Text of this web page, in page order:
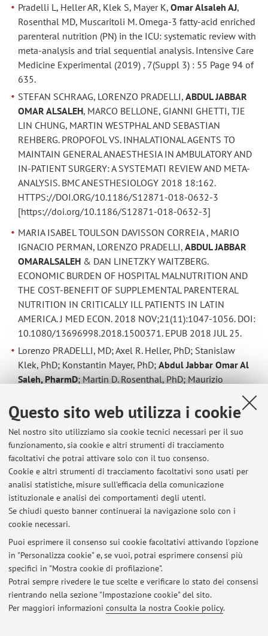
Questo sito web utilizza i cookie
Nel nostro sito utilizziamo sia cookie tecnici necessari per il suo
funzionamento, sia cookie e altri strumenti di tracciamento
facoltativi che potrai attivare solo con il tuo consenso.
Cookie e altri strumenti di tracciamento facoltativi sono usati per
analisi statistiche, misure sull'efficacia della comunicazione
istituzionale e analisi dei comportamenti degli utenti.
Se chiudi questo banner continuerai la navigazione solo con i
cookie necessari.
Puoi esprimere il consenso sui cookie facoltativi attivando l'opzione
in "Personalizza cookie" e, se vuoi, potrai esprimere consensi più
specifici in "Mostra cookie di profilazione".
Potrai sempre rivedere le tue scelte e verificare lo stato dei consensi
rientrando nella sezione "Impostazione cookie" del sito.
Per maggiori informazioni consulta la nostra Cookie policy.
Pradelli L, Heller AR, Klek S, Mayer K,Omar Alsaleh AJ,
Rosenthal MD, Muscaritoli M. Omega-3 fatty-acid enriched
parenteral nutrition (PN) in the ICU: systematic review with
meta-analysis and trial sequential analysis. Intensive Care
Medicine Experimental (2019) , 7(Suppl 3) : 55 Page 94 of
635.
STEFAN SCHRAAG, LORENZO PRADELLI,ABDUL JABBAR
OMAR ALSALEH, MARCO BELLONE, GIANNI GHETTI, TJE
LIN CHUNG, MARTIN WESTPHAL AND SEBASTIAN
REHBERG. PROPOFOL VS. INHALATIONAL AGENTS TO
MAINTAIN GENERAL ANAESTHESIA IN AMBULATORY AND
IN-PATIENT SURGERY: A SYSTEMATI REVIEW AND META-
ANALYSIS. BMC ANESTHESIOLOGY 2018 18:162.
HTTPS://DOI.ORG/10.1186/S12871-018-0632-3
[https://doi.org/10.1186/S12871-018-0632-3]
MARIA ISABEL TOULSON DAVISSON CORREIA , MARIO
IGNACIO PERMAN, LORENZO PRADELLI,ABDUL JABBAR
OMARALSALEH & DAN LINETZKY WAITZBERG.
ECONOMIC BURDEN OF HOSPITAL MALNUTRITION AND
THE COST-BENEFIT OF SUPPLEMENTAL PARENTERAL
NUTRITION IN CRITICALLY ILL PATIENTS IN LATIN
AMERICA. J MED ECON. 2018 NOV;21(11):1047-1056. DOI:
10.1080/13696998.2018.1500371. EPUB 2018 JUL 25.
Lorenzo PRADELLI, MD; Axel R. Heller, PhD; Stanislaw
Klek, PhD; Konstantin Mayer, PhD;Abdul Jabbar Omar Al
Saleh, PharmD; Martin D. Rosenthal, PhD; Maurizio
Muscaritoli, PhD. Omega-3 fatty-acid enriched parenteral
nutrition (PN) in ICU and surgical patients: systematic
review and meta-analysis. (2019), ASPEN NUTRITION
SCIENCE AND PRACTICE CONFERENCE: Phoenix, Arizona,
March 23 – 26, 2019. Journal of Parenteral and Enteral
Nutrition, 43: 445-445. doi:10.1002/jpen.1511.
Ultimi avvisi
Al momento non sono presenti avvisi.